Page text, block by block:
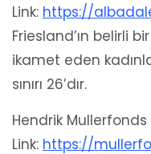
Link: https://
Friesland’ın belirli
ikamet eden
sınırı 26’dır.
Hendrik Mullerfonds
Link: https://